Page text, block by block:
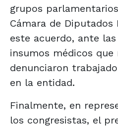
grupos
Cámara de
este acuerdo, ante
insumos médicos
denunciaron
en la entidad.
Finalmente, en
los congresistas, el